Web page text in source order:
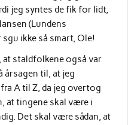
jeg syntes de fik for lidt,
(Lundens
ikke så smart, Ole!
staldfolkene også var
årsagen til, at jeg
A til Z, da jeg overtog
at tingene skal være i
Det skal være sådan, at